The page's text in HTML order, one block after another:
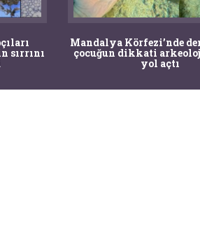
sırrını
Mandalya Körfezi’nde
çocuğun dikkati
yol açtı